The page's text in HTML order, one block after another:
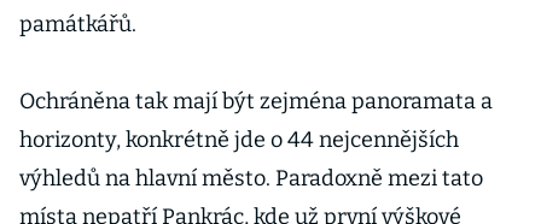
památkářů.
Ochráněna tak mají být zejména panoramata a
horizonty, konkrétně jde o 44 nejcennějších
výhledů na hlavní město. Paradoxně mezi tato
místa nepatří Pankrác, kde už první výškové